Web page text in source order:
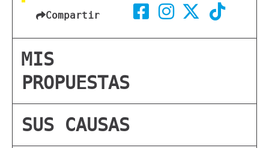
Compartir
MIS
PROPUESTAS
SUS CAUSAS